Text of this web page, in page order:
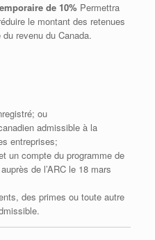
de 10% Permettra
le montant des retenues
revenu du Canada.
ou
admissible à la
entreprises;
un compte du programme de
de l’ARC le 18 mars
des primes ou toute autre